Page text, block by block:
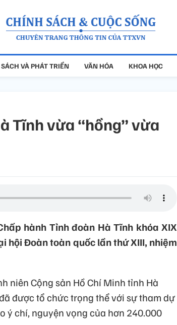
VÀ PHÁT TRIỂN VĂN HÓA KHOA HỌC
Tĩnh vừa “hồng” vừa
hành Tỉnh đoàn Hà Tĩnh khóa XIX
hội Đoàn toàn quốc lần thứ XIII, nhiệm
niên Cộng sản Hồ Chí Minh tỉnh Hà
được tổ chức trọng thể với sự tham dự
ý chí, nguyện vọng của hơn 240.000